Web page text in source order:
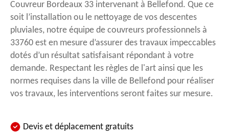
Couvreur Bordeaux 33 intervenant à Bellefond. Que ce
soit l’installation ou le nettoyage de vos descentes
pluviales, notre équipe de couvreurs professionnels à
33760 est en mesure d’assurer des travaux impeccables
dotés d’un résultat satisfaisant répondant à votre
demande. Respectant les règles de l'art ainsi que les
normes requises dans la ville de Bellefond pour réaliser
vos travaux, les interventions seront faites sur mesure.
Devis et déplacement gratuits